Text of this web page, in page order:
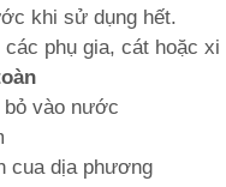
khi sử dụng hết.
phụ gia, cát hoặc xi
vào nước
cua dịa phương